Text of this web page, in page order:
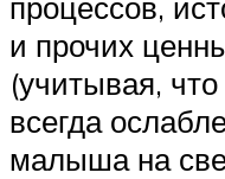
и прочих
(учитывая,
всегда
малыша на